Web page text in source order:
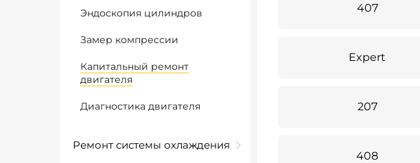
Эндоскопия цилиндров
Замер компрессии
Капитальный ремонт
двигателя
Диагностика двигателя
Ремонт системы охлаждения
407
Expert
207
408